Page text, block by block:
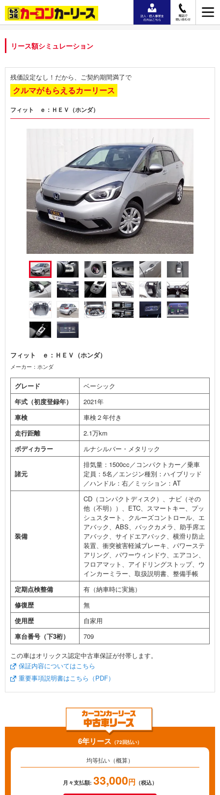
リース額シミュレーション
残価設定なし！だから、ご契約期間満了で
クルマがもらえるカーリース
フィット ｅ：ＨＥＶ（ホンダ）
フィット ｅ：ＨＥＶ（ホンダ）
メーカー：ホンダ
グレード
ベーシック
年式（初度登録年）
2021年
車検
車検２年付き
走行距離
2.1万km
ボディカラー
ルナシルバー・メタリック
諸元
排気量：1500cc／コンパクトカー／乗車
定員：5名／エンジン種別：ハイブリッド
／ハンドル：右／ミッション：AT
装備
CD（コンパクトディスク）、ナビ（その
他（不明））、ETC、スマートキー、プッ
シュスタート、クルーズコントロール、エ
アバック、ABS、バックカメラ、助手席エ
アバック、サイドエアバック、横滑り防止
装置、衝突被害軽減ブレーキ、パワーステ
アリング、パワーウィンドウ、エアコン、
フロアマット、アイドリングストップ、ウ
インカーミラー、取扱説明書、整備手帳
定期点検整備
有（納車時に実施）
修復歴
無
使用歴
自家用
車台番号（下3桁）
709
この車はオリックス認定中古車保証が付帯します。
保証内容についてはこちら
重要事項説明書はこちら（PDF）
6年リース （72回払い）
均等払い（概算）
月々支払額: 33,000円 （税込）